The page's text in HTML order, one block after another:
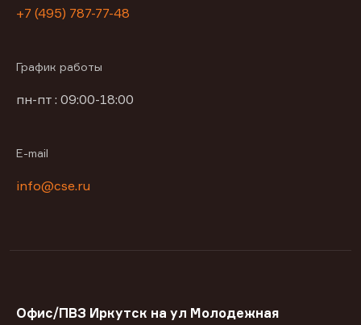
+7 (495) 787-77-48
График работы
пн-пт : 09:00-18:00
E-mail
info@cse.ru
Офис/ПВЗ Иркутск на ул Молодежная